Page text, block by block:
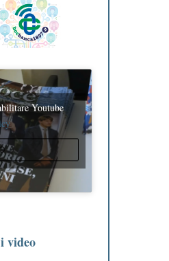
Youtube
video